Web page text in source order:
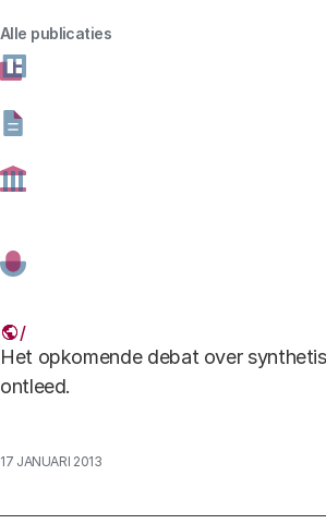
Alle publicaties
bestand type
pdf -bestand formaat
214.81 kB
Debat publiek.JPG
Het opkomende debat over
ontleed.
17 JANUARI 2013
Auteurs
Prof. dr. ir. Rinie van Est
Onderzoekscoördinator